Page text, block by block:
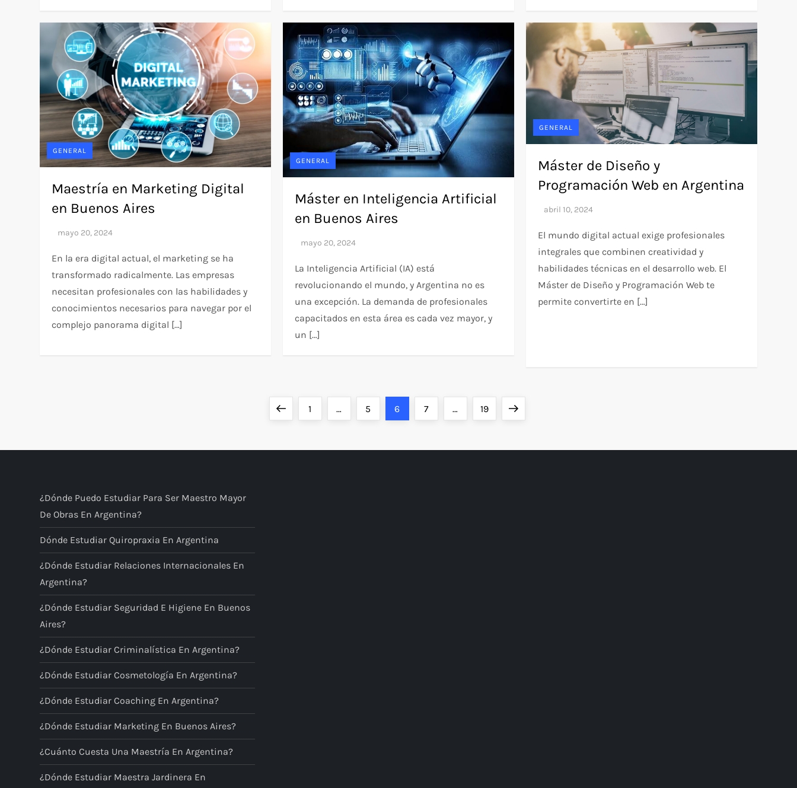
GENERAL
Maestría en Marketing Digital
en Buenos Aires
En la era digital actual, el marketing se ha
transformado radicalmente. Las empresas
necesitan profesionales con las habilidades y
conocimientos necesarios para navegar por el
complejo panorama digital […]
GENERAL
Máster en Inteligencia Artificial
en Buenos Aires
La Inteligencia Artificial (IA) está
revolucionando el mundo, y Argentina no es
una excepción. La demanda de profesionales
capacitados en esta área es cada vez mayor, y
un […]
GENERAL
Máster de Diseño y
Programación Web en Argentina
El mundo digital actual exige profesionales
integrales que combinen creatividad y
habilidades técnicas en el desarrollo web. El
Máster de Diseño y Programación Web te
permite convertirte en […]
i
n
a
c
i
ó
n
d
e
e
n
PreviousPage
1 … Page
5 Page
6 Page
7 … Page
19 Next
¿Dónde Puedo Estudiar Para Ser Maestro Mayor
De Obras En Argentina?
Dónde Estudiar Quiropraxia En Argentina
¿Dónde Estudiar Relaciones Internacionales En
Argentina?
¿Dónde Estudiar Seguridad E Higiene En Buenos
Aires?
¿Dónde Estudiar Criminalística En Argentina?
¿Dónde Estudiar Cosmetología En Argentina?
¿Dónde Estudiar Coaching En Argentina?
¿Dónde Estudiar Marketing En Buenos Aires?
¿Cuánto Cuesta Una Maestría En Argentina?
¿Dónde Estudiar Maestra Jardinera En